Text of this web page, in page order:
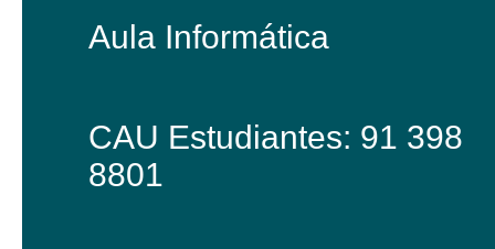
Aula Informática
CAU Estudiantes: 91 398
8801